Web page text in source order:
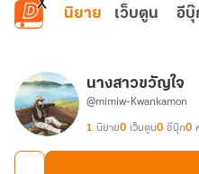
ข้ามไปยังเนื้อหาหลัก
นิยาย เว็บตูน อีบุ๊
นางสาวขวัญใจ
@mimiw-Kwankamon
1 นิยาย0 เว็บตูน0 อีบุ๊ก0